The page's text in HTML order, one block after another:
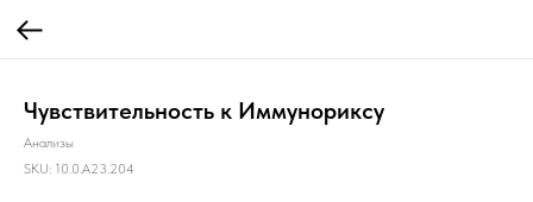
Чувствительность к Иммунориксу
Анализы
SKU: 10.0.A23.204